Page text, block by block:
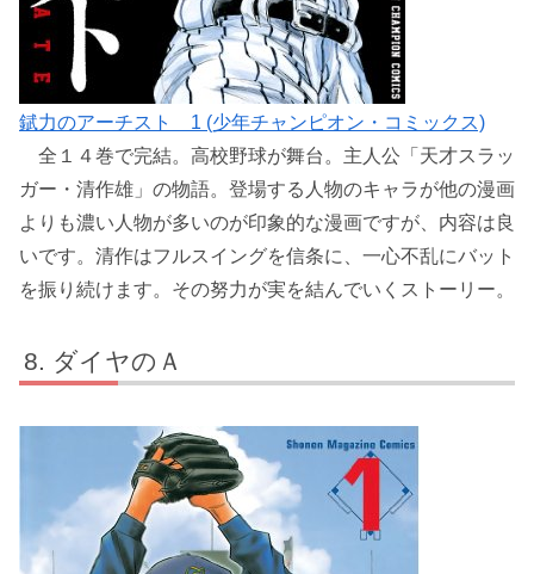
錻力のアーチスト 1 (少年チャンピオン・コミックス)
全１４巻で完結。高校野球が舞台。主人公「天才スラッ
ガー・清作雄」の物語。登場する人物のキャラが他の漫画
よりも濃い人物が多いのが印象的な漫画ですが、内容は良
いです。清作はフルスイングを信条に、一心不乱にバット
を振り続けます。その努力が実を結んでいくストーリー。
ダイヤのＡ